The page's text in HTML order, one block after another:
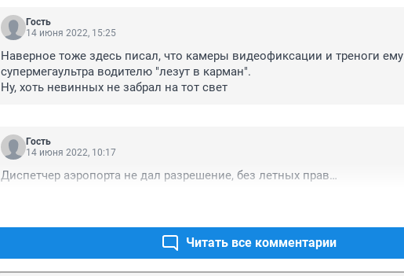
Гость
14 июня 2022, 15:25
Наверное тоже здесь писал, что камеры видеофиксации и треноги ему
супермегаультра водителю "лезут в карман".
Ну, хоть невинных не забрал на тот свет
Гость
14 июня 2022, 10:17
Диспетчер аэропорта не дал разрешение, без летных прав…
Читать все комментарии